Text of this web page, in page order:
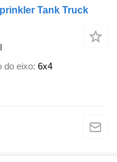
Tank Truck
do eixo 6x4